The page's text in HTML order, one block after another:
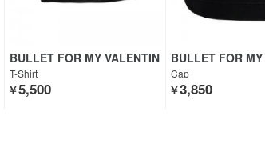
BULLET FOR MY VALENTIN
E
T-Shirt
￥5,500
BULLET FOR
E
Cap
￥3,850